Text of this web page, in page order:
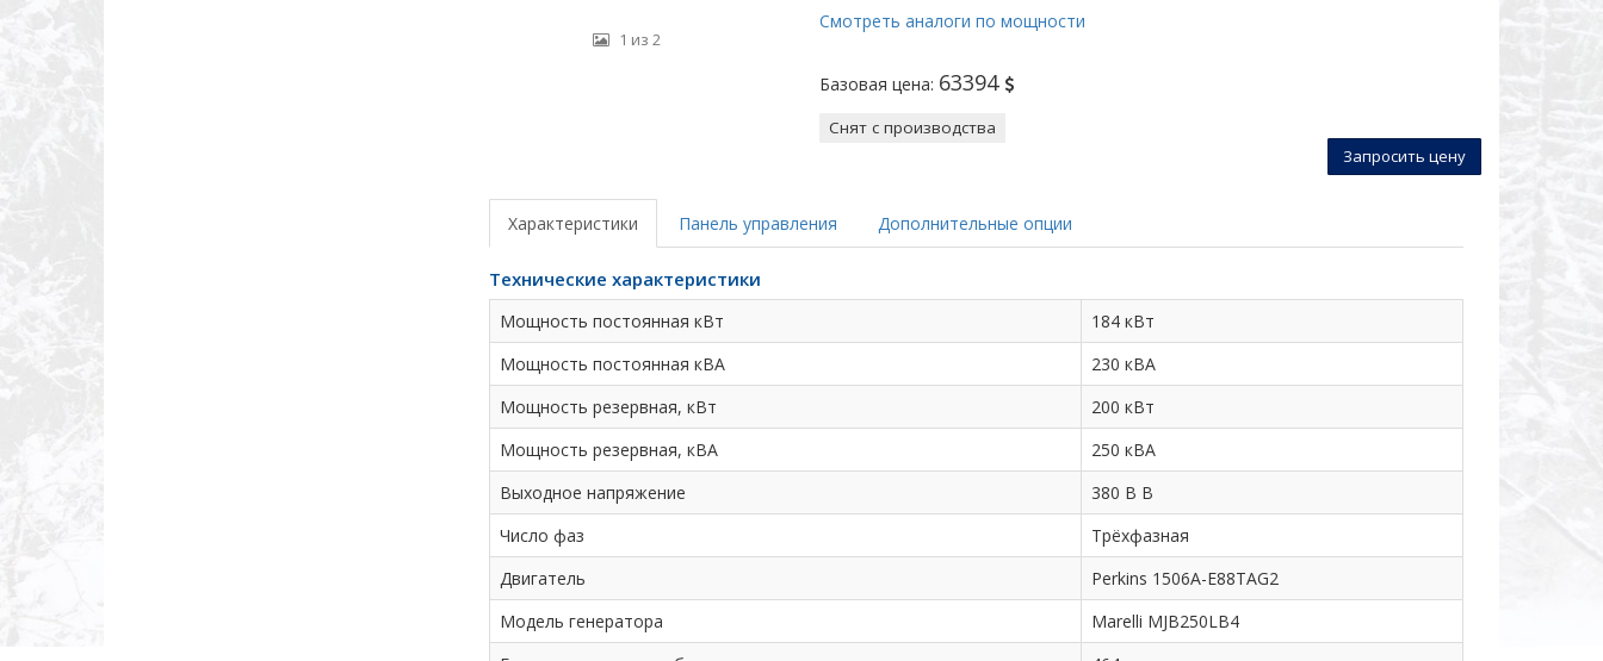
1 из 2
Смотреть аналоги по мощности
Базовая цена: 63394
Снят с производства
Запросить цену
Характеристики Панель управления Дополнительные опции
Технические характеристики
Мощность постоянная кВт
184 кВт
Мощность постоянная кВА
230 кВА
Мощность резервная, кВт
200 кВт
Мощность резервная, кВА
250 кВА
Выходное напряжение
380 В В
Число фаз
Трёхфазная
Двигатель
Perkins 1506A-E88TAG2
Модель генератора
Marelli MJB250LB4